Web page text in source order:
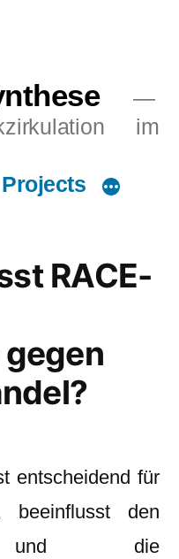
im
Projects
RACE-
entscheidend für
beeinflusst den
und die